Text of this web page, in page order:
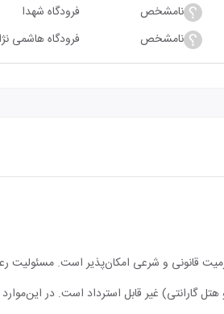
نامشخص فرودگاه شهدا
نامشخص فرودگاه هاشمی
قانونی و شرعی امکان‌پذیر است. مسئولیت
و هتل گارانتی) غیر قابل استرداد است. در